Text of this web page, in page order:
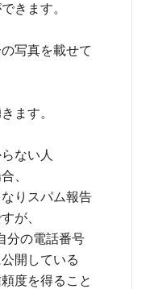
きます。
写真を載せて
ます。
ない人
、
りスパム報告
が、
分の電話番号
開している
度を得ること